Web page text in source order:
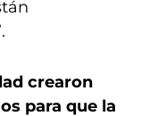
crearon
para que la